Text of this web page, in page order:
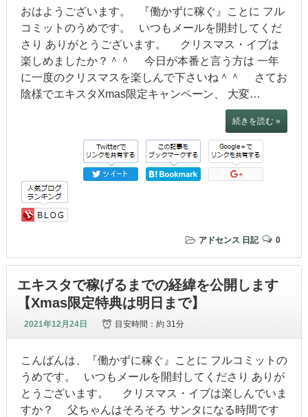
おはようございます。 『働かずに稼ぐ』ことに フル
コミットのうめです。 いつもメールを開封してくだ
さり ありがとうございます。 クリスマス・イブは
楽しめましたか？＾＾ 今日が本番と言う方は 一年
に一度のクリスマスを楽しんで下さいね＾＾ さてお
陰様でエキスタXmas限定キャンペーン、 大変…
続きを読む »
アドセンス 日記 0
エキスタで稼げるまでの経緯を公開します
【Xmas限定特典は明日まで】
2021年12月24日 目安時間：約 31分
こんばんは、『働かずに稼ぐ』ことに フルコミットの
うめです。 いつもメールを開封してくださり ありが
とうございます。 クリスマス・イブは楽しんでいま
すか？ 父ちゃんはそろそろ サンタになる時間です